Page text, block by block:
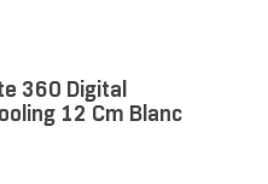
360 Digital
12 Cm Blanc